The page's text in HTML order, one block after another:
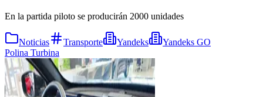
En la partida piloto se producirán 2000 unidades
Noticias Transporte Yandeks
Yandeks GO
Polina Turbina